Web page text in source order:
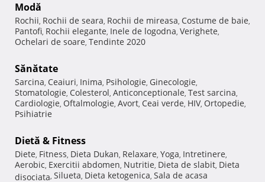
Modă
Rochii, Rochii de seara, Rochii de mireasa, Costume de baie,
Pantofi, Rochii elegante, Inele de logodna, Verighete,
Ochelari de soare, Tendinte 2020
Sănătate
Sarcina, Ceaiuri, Inima, Psihologie, Ginecologie,
Stomatologie, Colesterol, Anticonceptionale, Test sarcina,
Cardiologie, Oftalmologie, Avort, Ceai verde, HIV, Ortopedie,
Psihiatrie
Dietă & Fitness
Diete, Fitness, Dieta Dukan, Relaxare, Yoga, Intretinere,
Aerobic, Exercitii abdomen, Nutritie, Dieta de slabit, Dieta
disociata, Silueta, Dieta ketogenica, Sala de acasa